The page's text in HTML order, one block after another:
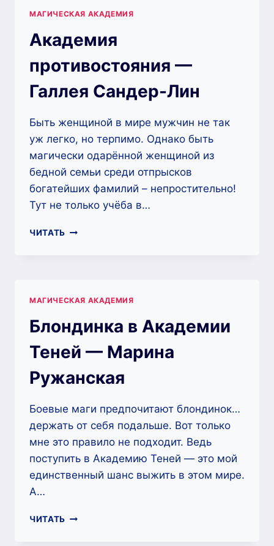
МАГИЧЕСКАЯ АКАДЕМИЯ
Академия
противостояния —
Галлея Сандер-Лин
Быть женщиной в мире мужчин не так
уж легко, но терпимо. Однако быть
магически одарённой женщиной из
бедной семьи среди отпрысков
богатейших фамилий – непростительно!
Тут не только учёба в…
ЧИТАТЬ АКАДЕМИЯ
МАГИЧЕСКАЯ АКАДЕМИЯ
Блондинка в Академии
Теней — Марина
Ружанская
Боевые маги предпочитают блондинок…
держать от себя подальше. Вот только
мне это правило не подходит. Ведь
поступить в Академию Теней — это мой
единственный шанс выжить в этом мире.
А…
ЧИТАТЬ БЛОНДИНКА